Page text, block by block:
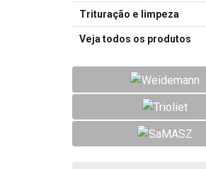
Trituração e limpeza
Veja todos os produtos